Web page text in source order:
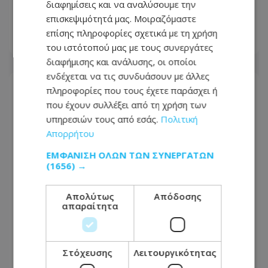
Λεμεσό - Εντοπίστηκε δίπλα από το
ηλεκτρικό του ποδήλατο
06.08.2026 - 17:22
Στο Κακουργιοδικείο οι πέντε για
τρομοκρατία – Στο επίκεντρο
διαφημίσεις και να αναλύσουμε την
επισκεψιμότητά μας. Μοιραζόμαστε
επίσης πληροφορίες σχετικά με τη χρήση
του ιστότοπού μας με τους συνεργάτες
διαφήμισης και ανάλυσης, οι οποίοι
ενδέχεται να τις συνδυάσουν με άλλες
πληροφορίες που τους έχετε παράσχει ή
που έχουν συλλέξει από τη χρήση των
υπηρεσιών τους από εσάς. Πολιτική
Απορρήτου
ΕΜΦΆΝΙΣΗ ΌΛΩΝ ΤΩΝ ΣΥΝΕΡΓΑΤΏΝ
(1656) →
Απολύτως
απαραίτητα
Απόδοσης
Στόχευσης Λειτουργικότητας